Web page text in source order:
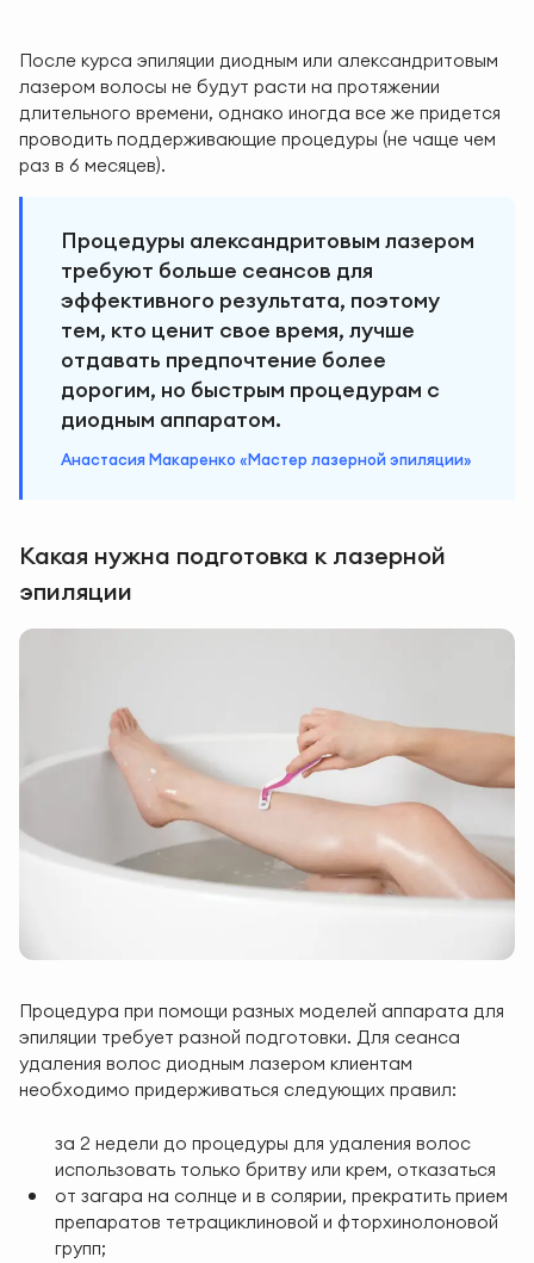
После курса эпиляции диодным или александритовым
лазером волосы не будут расти на протяжении
длительного времени, однако иногда все же придется
проводить поддерживающие процедуры (не чаще чем
раз в 6 месяцев).
Процедуры александритовым лазером
требуют больше сеансов для
эффективного результата, поэтому
тем, кто ценит свое время, лучше
отдавать предпочтение более
дорогим, но быстрым процедурам с
диодным аппаратом.
Анастасия Макаренко «Мастер лазерной эпиляции»
Какая нужна подготовка к лазерной
эпиляции
Процедура при помощи разных моделей аппарата для
эпиляции требует разной подготовки. Для сеанса
удаления волос диодным лазером клиентам
необходимо придерживаться следующих правил:
за 2 недели до процедуры для удаления волос
использовать только бритву или крем, отказаться
от загара на солнце и в солярии, прекратить прием
препаратов тетрациклиновой и фторхинолоновой
групп;